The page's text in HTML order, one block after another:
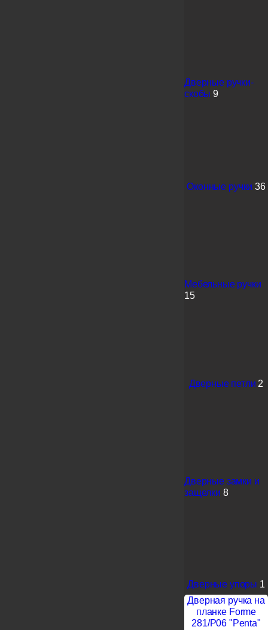
Дверные ручки-
скобы 9
Оконные ручки 36
Мебельные ручки
15
Дверные петли 2
Дверные замки и
защелки 8
Дверные упоры 1
Дверная ручка на
планке Forme
281/P06 "Penta"